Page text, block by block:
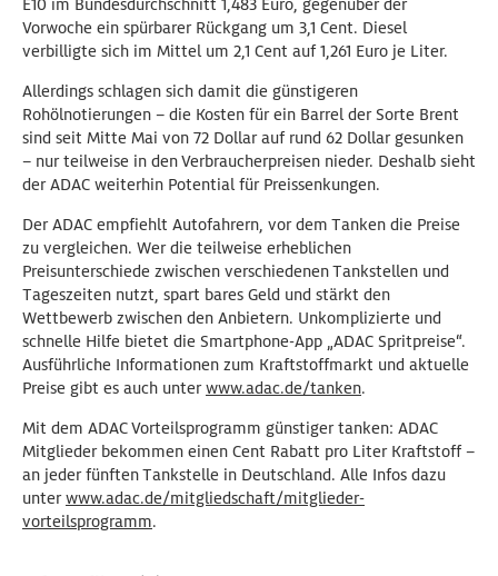
E10 im Bundesdurchschnitt 1,483 Euro, gegenüber der
Vorwoche ein spürbarer Rückgang um 3,1 Cent. Diesel
verbilligte sich im Mittel um 2,1 Cent auf 1,261 Euro je Liter.
Allerdings schlagen sich damit die günstigeren
Rohölnotierungen – die Kosten für ein Barrel der Sorte Brent
sind seit Mitte Mai von 72 Dollar auf rund 62 Dollar gesunken
– nur teilweise in den Verbraucherpreisen nieder. Deshalb sieht
der ADAC weiterhin Potential für Preissenkungen.
Der ADAC empfiehlt Autofahrern, vor dem Tanken die Preise
zu vergleichen. Wer die teilweise erheblichen
Preisunterschiede zwischen verschiedenen Tankstellen und
Tageszeiten nutzt, spart bares Geld und stärkt den
Wettbewerb zwischen den Anbietern. Unkomplizierte und
schnelle Hilfe bietet die Smartphone-App „ADAC Spritpreise“.
Ausführliche Informationen zum Kraftstoffmarkt und aktuelle
Preise gibt es auch unterwww.adac.de/tanken.
Mit dem ADAC Vorteilsprogramm günstiger tanken: ADAC
Mitglieder bekommen einen Cent Rabatt pro Liter Kraftstoff –
an jeder fünften Tankstelle in Deutschland. Alle Infos dazu
unterwww.adac.de/mitgliedschaft/mitglieder-
vorteilsprogramm.